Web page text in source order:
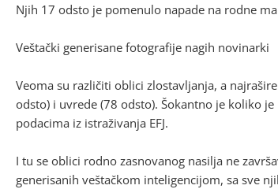
Njih 17 odsto je pomenulo napade na rodne
Veštački generisane fotografije nagih novinarki
Veoma su različiti oblici zlostavljanja, a
odsto) i uvrede (78 odsto). Šokantno je koliko
podacima iz istraživanja EFJ.
I tu se oblici rodno zasnovanog nasilja ne
generisanih veštačkom inteligencijom, sa sve